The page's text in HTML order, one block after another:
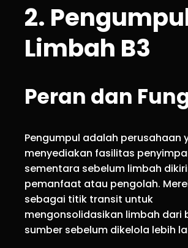
2.
Limbah B3
Peran dan
Pengumpul adalah perusahaan
menyediakan fasilitas
sementara sebelum limbah
pemanfaat atau pengolah.
sebagai titik transit untuk
mengonsolidasikan limbah dari
sumber sebelum dikelola lebih